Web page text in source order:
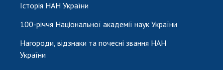
Історія НАН України
100-річчя Національної академії наук України
Нагороди, відзнаки та почесні звання НАН
України